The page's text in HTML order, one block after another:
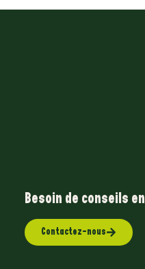
Besoin de conseils en
Contactez-nous